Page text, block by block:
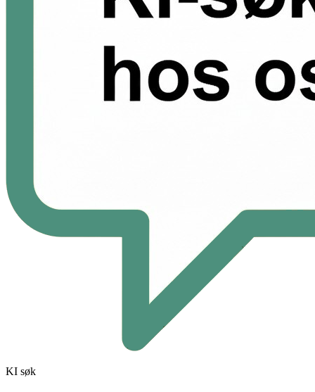
KI søk